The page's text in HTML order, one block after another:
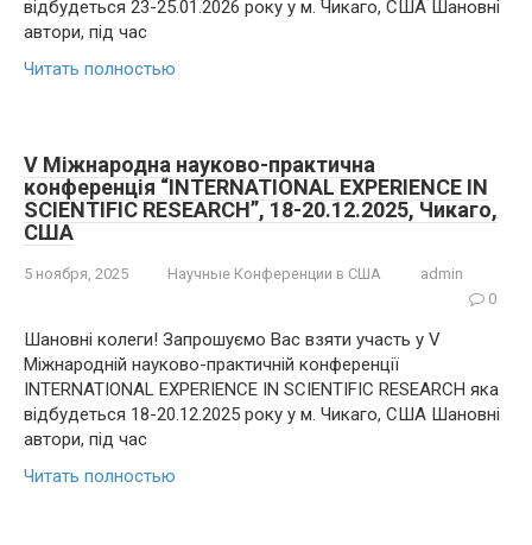
відбудеться 23-25.01.2026 року у м. Чикаго, США Шановні
автори, під час
Читать полностью
V Міжнародна науково-практична
конференція “INTERNATIONAL EXPERIENCE IN
SCIENTIFIC RESEARCH”, 18-20.12.2025, Чикаго,
США
5 ноября, 2025 Научные Конференции в США
admin
0
Шановні колеги! Запрошуємо Вас взяти участь у V
Міжнародній науково-практичній конференції
INTERNATIONAL EXPERIENCE IN SCIENTIFIC RESEARCH яка
відбудеться 18-20.12.2025 року у м. Чикаго, США Шановні
автори, під час
Читать полностью